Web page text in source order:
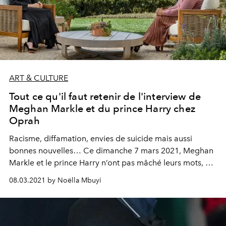
ART & CULTURE
Tout ce qu'il faut retenir de l'interview de
Meghan Markle et du prince Harry chez
Oprah
Racisme, diffamation, envies de suicide mais aussi
bonnes nouvelles… Ce dimanche 7 mars 2021, Meghan
Markle et le prince Harry n’ont pas mâché leurs mots, à
l’antenne de l’émission d’Oprah Winfrey diffusée sur
CBS. Tour d’horizon de ce qu’il faut retenir de cet
entretien à charge contre la presse et la Couronne
08.03.2021 by Noëlla Mbuyi